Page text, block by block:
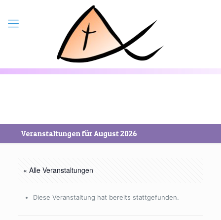
Veranstaltungen für August 2026
« Alle Veranstaltungen
Diese Veranstaltung hat bereits stattgefunden.